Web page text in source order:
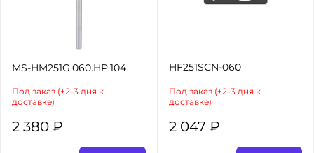
MS-HM251G.060.HP.104
Под заказ (+2-3 дня к
доставке)
2 380 ₽
HF251SCN-060
Под заказ (+2-3 дня к
доставке)
2 047 ₽